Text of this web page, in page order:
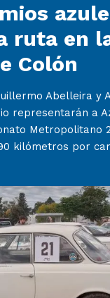
ruta en
Colón
Abelleira y
representarán a
Metropolitano
kilómetros por